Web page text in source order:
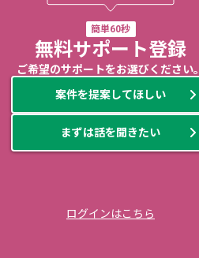
簡単60秒
無料サポート登録
ご希望のサポートをお選びください。
案件を提案してほしい
まずは話を聞きたい
ログインはこちら